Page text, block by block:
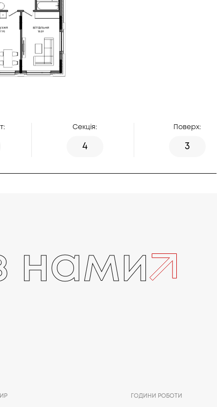
Секція:
4
Поверх:
3
нами
ГОДИНИ РОБОТИ